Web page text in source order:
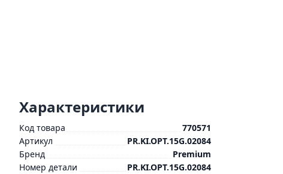
Характеристики
Код товара
770571
Артикул
PR.KI.OPT.15G.02084
Бренд
Premium
Номер детали
PR.KI.OPT.15G.02084